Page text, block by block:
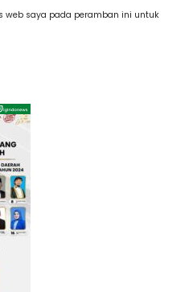
web saya pada peramban ini untuk